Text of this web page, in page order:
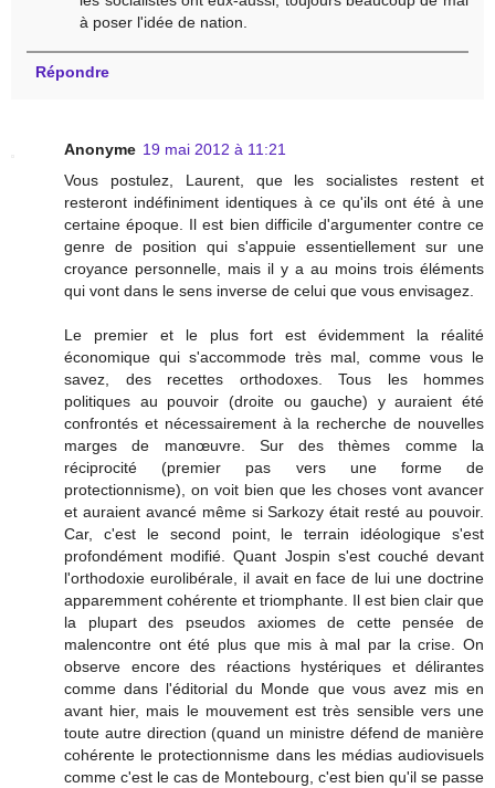
à poser l'idée de nation.
Répondre
Anonyme 19 mai 2012 à 11:21
Vous postulez, Laurent, que les socialistes restent et
resteront indéfiniment identiques à ce qu'ils ont été à une
certaine époque. Il est bien difficile d'argumenter contre ce
genre de position qui s'appuie essentiellement sur une
croyance personnelle, mais il y a au moins trois éléments
qui vont dans le sens inverse de celui que vous envisagez.
Le premier et le plus fort est évidemment la réalité
économique qui s'accommode très mal, comme vous le
savez, des recettes orthodoxes. Tous les hommes
politiques au pouvoir (droite ou gauche) y auraient été
confrontés et nécessairement à la recherche de nouvelles
marges de manœuvre. Sur des thèmes comme la
réciprocité (premier pas vers une forme de
protectionnisme), on voit bien que les choses vont avancer
et auraient avancé même si Sarkozy était resté au pouvoir.
Car, c'est le second point, le terrain idéologique s'est
profondément modifié. Quant Jospin s'est couché devant
l'orthodoxie eurolibérale, il avait en face de lui une doctrine
apparemment cohérente et triomphante. Il est bien clair que
la plupart des pseudos axiomes de cette pensée de
malencontre ont été plus que mis à mal par la crise. On
observe encore des réactions hystériques et délirantes
comme dans l'éditorial du Monde que vous avez mis en
avant hier, mais le mouvement est très sensible vers une
toute autre direction (quand un ministre défend de manière
cohérente le protectionnisme dans les médias audiovisuels
comme c'est le cas de Montebourg, c'est bien qu'il se passe